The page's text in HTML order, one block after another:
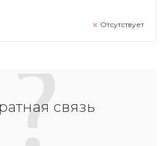
Отсутствует
связь